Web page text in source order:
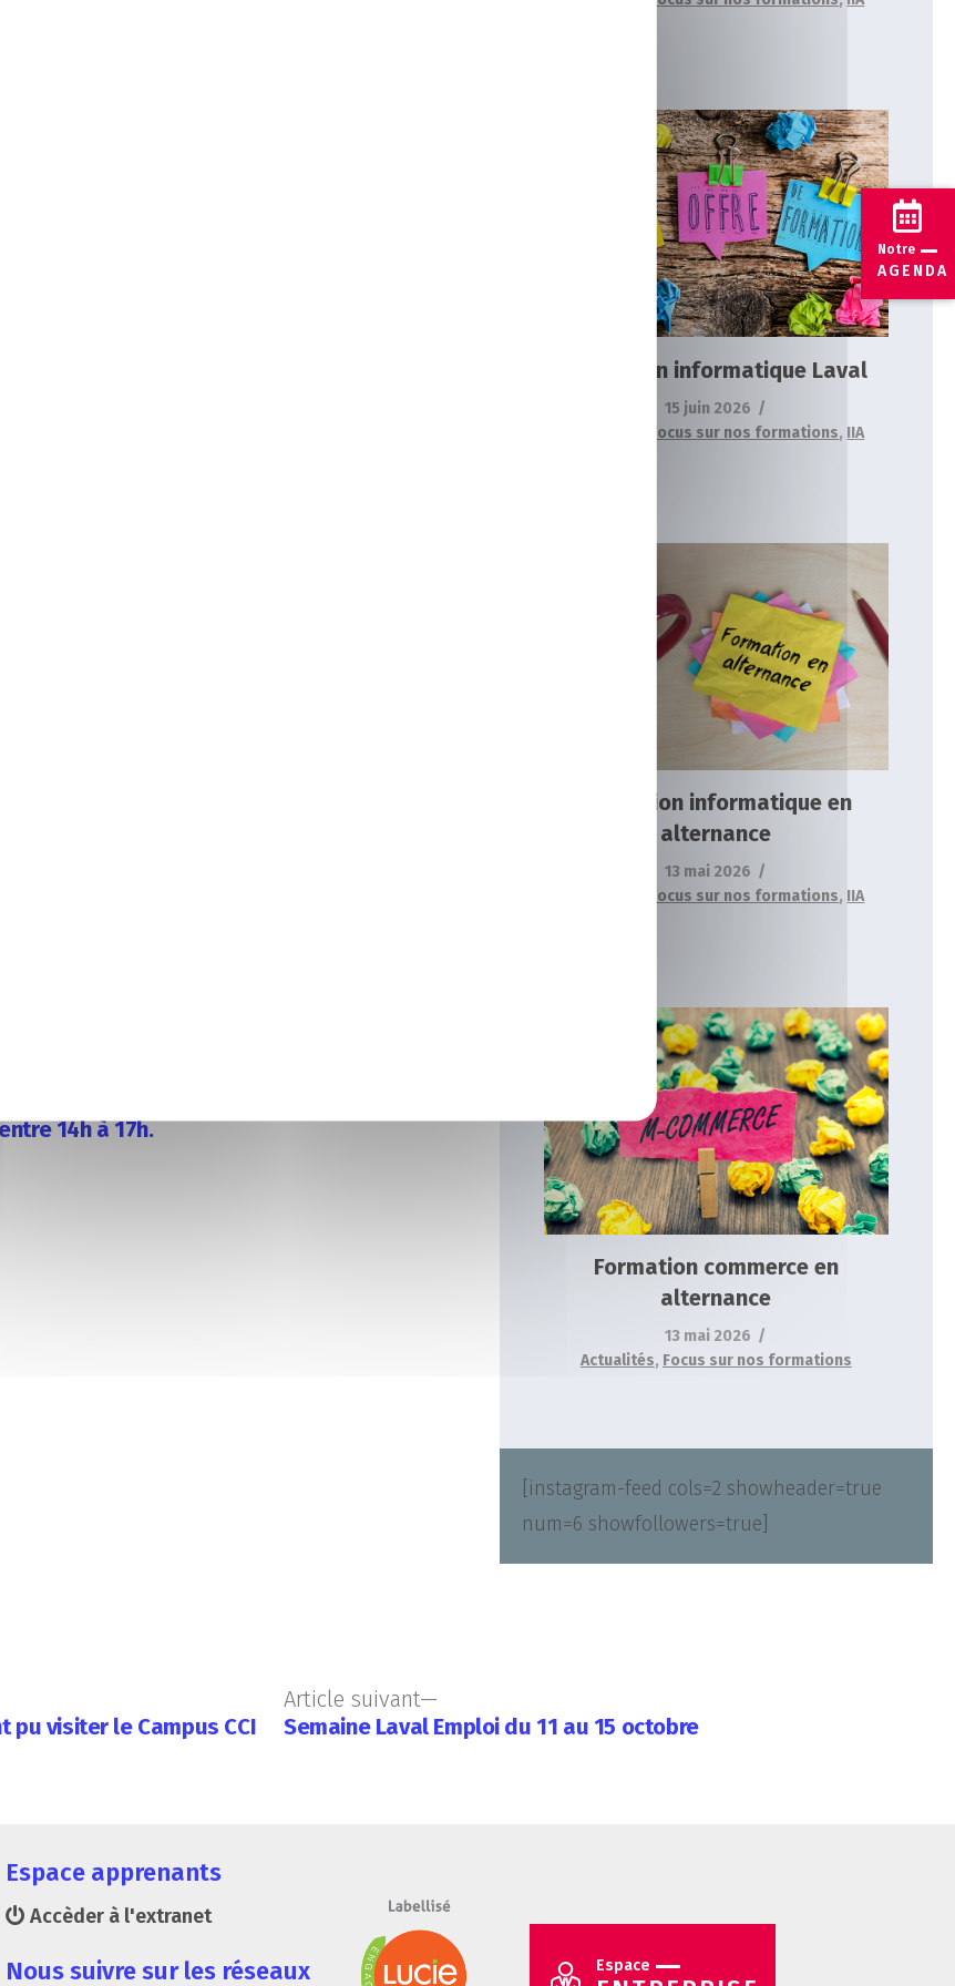
Notre
AGENDA
numérique avec l’Institut
Solutions d’Infrastructures des
Solutions Logicielles des
et informatique, numérique sera
nos entreprises partenaires. Vous
et visiter les locaux du
d’inscriptions seront possibles.
lieu au Campus CCI Mayenne, Rue
14h à 17h.
Formation informatique Laval
Focus sur nos formations
IIA
Formation informatique Laval
15 juin 2026
Focus sur nos formations, IIA
Formation informatique en
alternance
Focus sur nos formations
IIA
Formation informatique en
alternance
13 mai 2026
Focus sur nos formations, IIA
Formation commerce en alternance
Actualités Focus sur nos formations
Formation commerce en
alternance
13 mai 2026
Actualités, Focus sur nos formations
[instagram-feed cols=2 showheader=true
num=6 showfollowers=true]
visiter le Campus CCI
Article suivant
Semaine Laval Emploi du 11 au 15 octobre
Espace apprenants
Accèder à l'extranet
Nous suivre sur les réseaux Espace